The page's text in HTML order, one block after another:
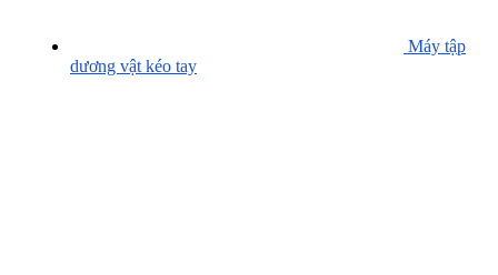
Máy tập
dương vật kéo tay